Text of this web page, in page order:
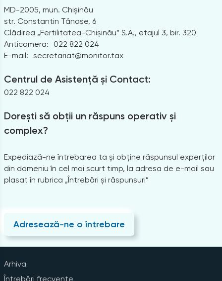
MD-2005, mun. Chișinău
str. Constantin Tănase, 6
Clădirea „Fertilitatea-Chișinău” S.A., etajul 3, bir. 320
Anticamera:
022 822 024
E-mail: secretariat@monitor.tax
Centrul de Asistență și Contact:
022 822 024
Dorești să obții un răspuns operativ și
complex?
Expediază-ne întrebarea ta și obține răspunsul experților
din domeniu în cel mai scurt timp, la adresa de e-mail sau
plasat în rubrica „Întrebări și răspunsuri”
Adresează-ne o întrebare
Arhiva
Întrebări frecvente